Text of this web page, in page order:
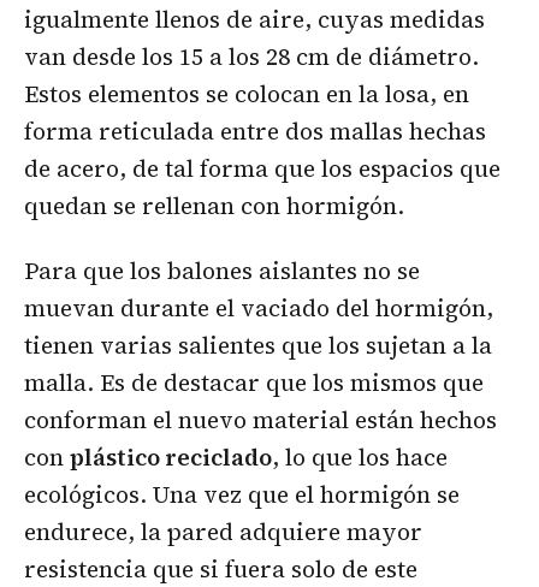
igualmente llenos de aire, cuyas medidas
van desde los 15 a los 28 cm de diámetro.
Estos elementos se colocan en la losa, en
forma reticulada entre dos mallas hechas
de acero, de tal forma que los espacios que
quedan se rellenan con hormigón.
Para que los balones aislantes no se
muevan durante el vaciado del hormigón,
tienen varias salientes que los sujetan a la
malla. Es de destacar que los mismos que
conforman el nuevo material están hechos
conplástico reciclado, lo que los hace
ecológicos. Una vez que el hormigón se
endurece, la pared adquiere mayor
resistencia que si fuera solo de este